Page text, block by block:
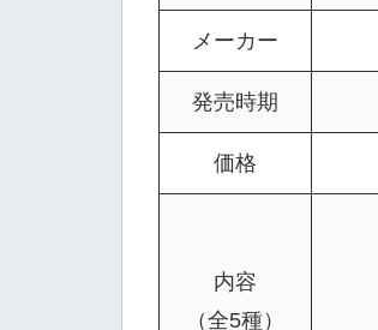
メーカー
発売時期
価格
内容
（全5種）